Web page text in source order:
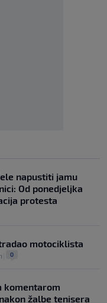
napustiti jamu
Od ponedjeljka
protesta
motociklista
0
komentarom
žalbe tenisera